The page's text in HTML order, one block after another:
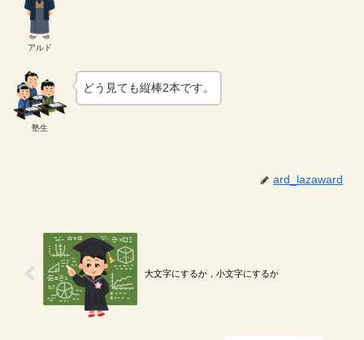
アルド
塾生
どう見ても縦棒2本です。
ard_lazaward
大文字にするか，小文字にするか